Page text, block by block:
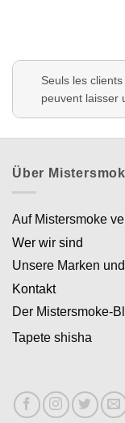
Seuls les
peuvent laisser
Über
Auf Mistersmoke
Wer wir sind
Unsere Marken
Kontakt
Der Mistersmoke-
Tapete shisha